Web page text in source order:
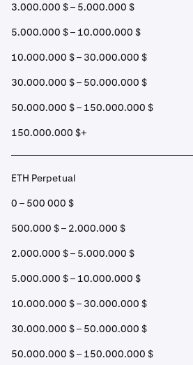
3.000.000 $ – 5.000.000 $
5.000.000 $ – 10.000.000 $
10.000.000 $ – 30.000.000 $
30.000.000 $ – 50.000.000 $
50.000.000 $ – 150.000.000 $
150.000.000 $+
ETH Perpetual
0 – 500 000 $
500.000 $ – 2.000.000 $
2.000.000 $ – 5.000.000 $
5.000.000 $ – 10.000.000 $
10.000.000 $ – 30.000.000 $
30.000.000 $ – 50.000.000 $
50.000.000 $ – 150.000.000 $